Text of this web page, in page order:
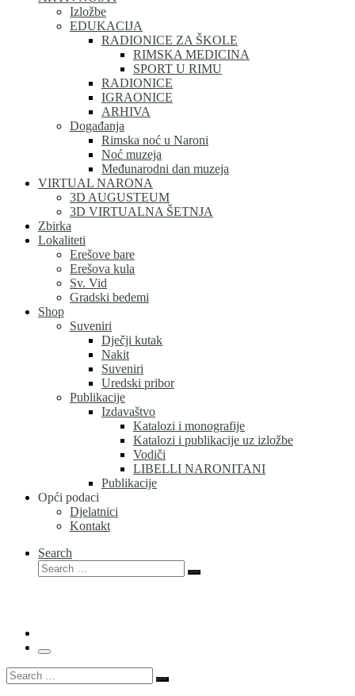
Izložbe
EDUKACIJA
RADIONICE ZA ŠKOLE
RIMSKA MEDICINA
SPORT U RIMU
RADIONICE
IGRAONICE
ARHIVA
Događanja
Rimska noć u Naroni
Noć muzeja
Međunarodni dan muzeja
VIRTUAL NARONA
3D AUGUSTEUM
3D VIRTUALNA ŠETNJA
Zbirka
Lokaliteti
Erešove bare
Erešova kula
Sv. Vid
Gradski bedemi
Shop
Suveniri
Dječji kutak
Nakit
Suveniri
Uredski pribor
Publikacije
Izdavaštvo
Katalozi i monografije
Katalozi i publikacije uz izložbe
Vodiči
LIBELLI NARONITANI
Publikacije
Opći podaci
Djelatnici
Kontakt
Search
Search
Search
Menu
Search
Search